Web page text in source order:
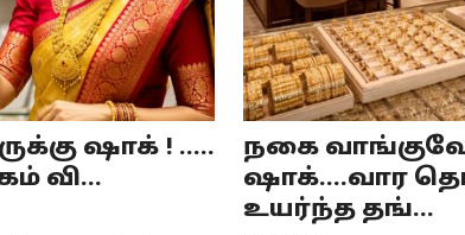
ஷாக் ! .....
வி...
நகை
ஷாக்....வார
உயர்ந்த தங்...